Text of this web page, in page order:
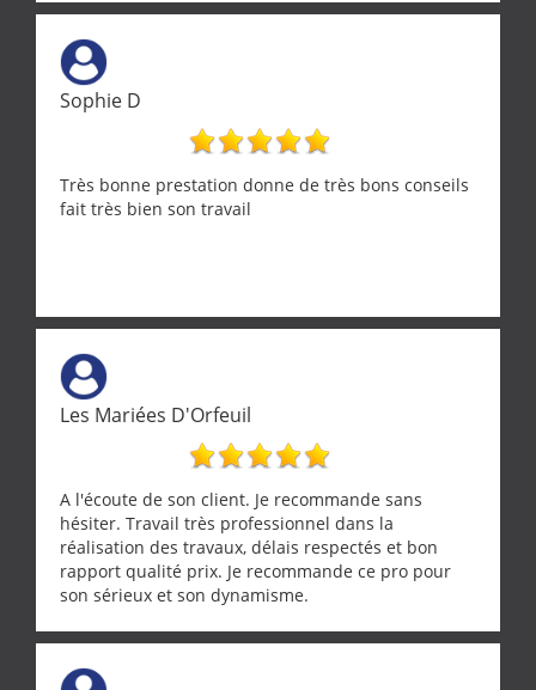
demande de l écoute et de la considération, ce qui
ne se trouve que chez les pationnés de leur métier.
Merci a ce monsieur pour sa disponibilité
Sophie D
Très bonne prestation donne de très bons conseils
fait très bien son travail
Les Mariées D'Orfeuil
A l'écoute de son client. Je recommande sans
hésiter. Travail très professionnel dans la
réalisation des travaux, délais respectés et bon
rapport qualité prix. Je recommande ce pro pour
son sérieux et son dynamisme.